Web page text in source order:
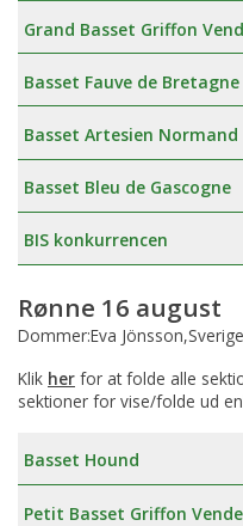
Grand Basset Griffon
Basset Fauve de Bretagne
Basset Artesien Normand
Basset Bleu de Gascogne
BIS konkurrencen
Rønne 16 august
Dommer:Eva Jönsson,Sverige
Klik her for at folde alle
sektioner for vise/folde ud
Basset Hound
Petit Basset Griffon